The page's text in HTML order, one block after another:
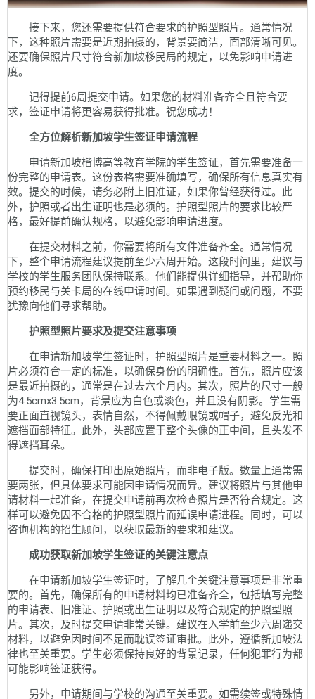
接下来，您还需要提供符合要求的护照型照片。通常情况
下，这种照片需要是近期拍摄的，背景要简洁，面部清晰可见。
还要确保照片尺寸符合新加坡移民局的规定，以免影响申请进
度。
记得提前6周提交申请。如果您的材料准备齐全且符合要
求，签证申请将更容易获得批准。祝您成功！
全方位解析新加坡学生签证申请流程
申请新加坡楷博高等教育学院的学生签证，首先需要准备一
份完整的申请表。这份表格需要准确填写，确保所有信息真实有
效。提交的时候，请务必附上旧准证，如果你曾经获得过。此
外，护照或者出生证明也是必须的。护照型照片的要求比较严
格，最好提前确认规格，以避免影响申请进度。
在提交材料之前，你需要将所有文件准备齐全。通常情况
下，整个申请流程建议提前至少六周开始。这段时间里，建议与
学校的学生服务团队保持联系。他们能提供详细指导，并帮助你
预约移民与关卡局的在线申请时间。如果遇到疑问或问题，不要
犹豫向他们寻求帮助。
护照型照片要求及提交注意事项
在申请新加坡学生签证时，护照型照片是重要材料之一。照
片必须符合一定的标准，以确保身份的明确性。首先，照片应该
是最近拍摄的，通常是在过去六个月内。其次，照片的尺寸一般
为4.5cmx3.5cm，背景应为白色或淡色，并且没有阴影。学生需
要正面直视镜头，表情自然，不得佩戴眼镜或帽子，避免反光和
遮挡面部特征。此外，头部应置于整个头像的正中间，且头发不
得遮挡耳朵。
提交时，确保打印出原始照片，而非电子版。数量上通常需
要两张，但具体要求可能因申请情况而异。建议将照片与其他申
请材料一起准备，在提交申请前再次检查照片是否符合规定。这
样可以避免因不合格的护照型照片而延误申请进程。同时，可以
咨询机构的招生顾问，以获取最新的要求和建议。
成功获取新加坡学生签证的关键注意点
在申请新加坡学生签证时，了解几个关键注意事项是非常重
要的。首先，确保所有的申请材料均已准备齐全，包括填写完整
的申请表、旧准证、护照或出生证明以及符合规定的护照型照
片。其次，及时提交申请非常关键。建议在入学前至少六周递交
材料，以避免因时间不足而耽误签证审批。此外，遵循新加坡法
律也至关重要。学生必须保持良好的背景记录，任何犯罪行为都
可能影响签证获得。
另外，申请期间与学校的沟通至关重要。如需续签或特殊情